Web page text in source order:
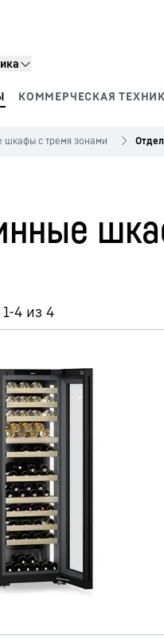
КОММЕРЧЕСКАЯ
шкафы с тремя зонами
4 из 4